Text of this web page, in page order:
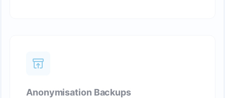
Anonymisation Backups